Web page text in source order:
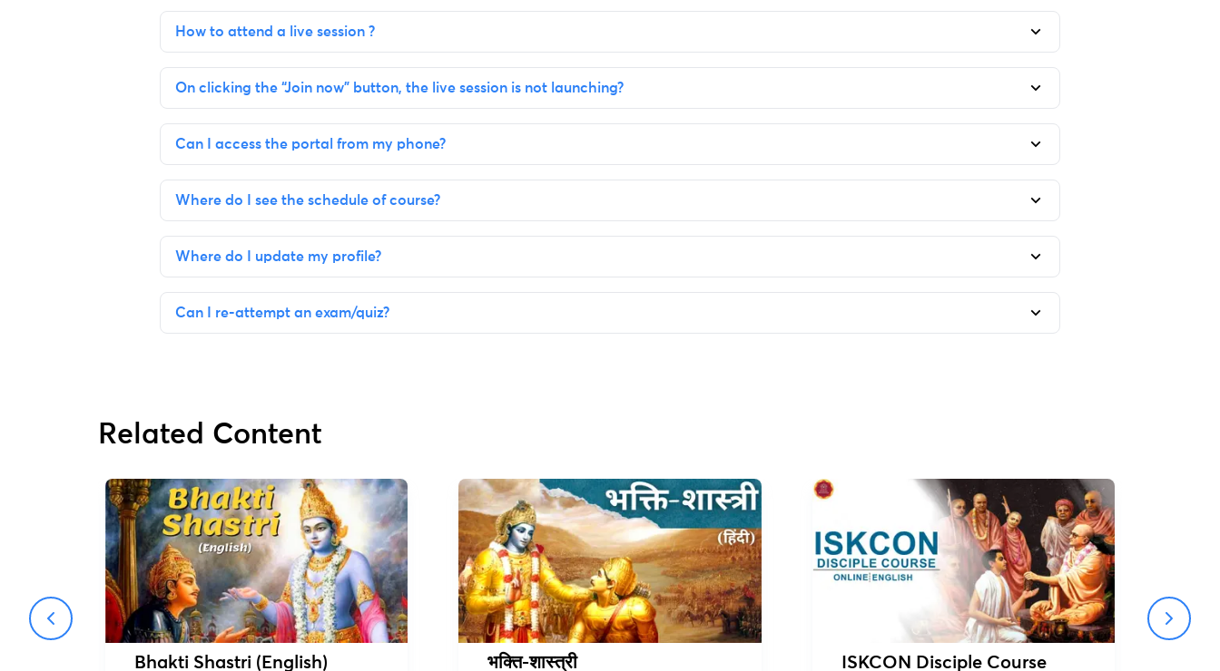
How to attend a live session ?
On clicking the “Join now” button, the live session is not launching?
Can I access the portal from my phone?
Where do I see the schedule of course?
Where do I update my profile?
Can I re-attempt an exam/quiz?
Related Content
Bhakti Shastri (English) भक्ति-शास्त्री ISKCON Disciple Course